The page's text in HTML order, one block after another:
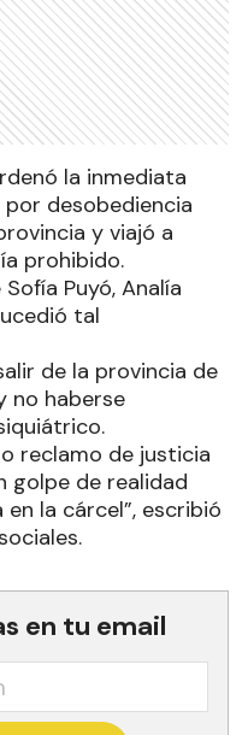
la inmediata
desobediencia
y viajó a
prohibido.
Puyó, Analía
tal
de la provincia de
no haberse
reclamo de justicia
golpe de realidad
la cárcel”, escribió
en tu email